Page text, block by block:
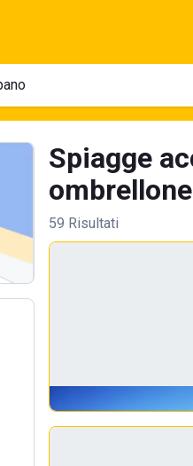
Spiagge
59 Risultati